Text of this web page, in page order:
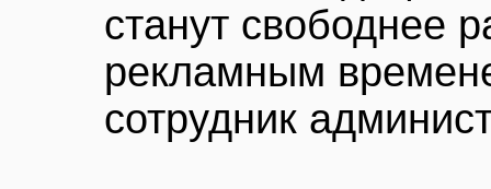
станут свободнее
рекламным
сотрудник